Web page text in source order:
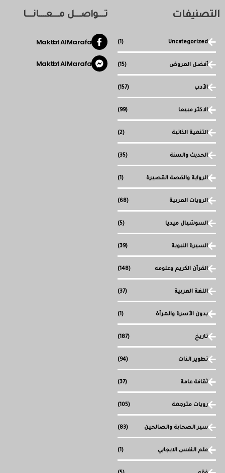
التصنيفات
Uncategorized
(1)
أفضل العروض (15)
الأدب (157)
الاكثر مبيعا (99)
التنمية الذاتية (2)
الحديث والسنة (35)
الرواية والقصة القصيرة (1)
الرويات العربية (68)
السوشيال ميديا (5)
السيرة النبوية (39)
القرآن الكريم وعلومه (148)
اللغة العربية (37)
بدون الأسرة والمرأة (1)
تاريخ (187)
تطوير الذات (94)
ثقافة عامة (37)
رويات مترجمة (105)
سير الصحابة والصالحين (83)
علم النفس الايجابي (1)
تـــواصـــل مـــعـــانـــا
Maktbt Al Marafa
Maktbt Al Marafa